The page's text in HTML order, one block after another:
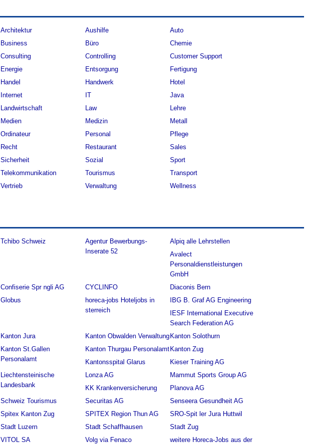
Architektur Aushilfe
Auto
Business Büro
Chemie
Consulting Controlling
Customer Support
Energie Entsorgung
Fertigung
Handel Handwerk
Hotel
Internet IT
Java
Landwirtschaft Law
Lehre
Medien Medizin
Metall
Ordinateur Personal
Pflege
Recht Restaurant
Sales
Sicherheit Sozial
Sport
Telekommunikation Tourismus
Transport
Vertrieb Verwaltung
Wellness
Tchibo Schweiz
Agentur Bewerbungs-
Inserate 52
Alpiq alle Lehrstellen
Avalect
Personaldienstleistungen
GmbH
Confiserie Spr ngli AG CYCLINFO
Diaconis Bern
Globus
horeca-jobs Hoteljobs in
sterreich
IBG B. Graf AG Engineering
IESF International Executive
Search Federation AG
Kanton Jura Kanton Obwalden Verwaltung Kanton Solothurn
Kanton St.Gallen
Personalamt
Kanton Thurgau Personalamt Kanton Zug
Kantonsspital Glarus
Kieser Training AG
Liechtensteinische
Landesbank
Lonza AG
Mammut Sports Group AG
KK Krankenversicherung
Planova AG
Schweiz Tourismus Securitas AG
Senseera Gesundheit AG
Spitex Kanton Zug SPITEX Region Thun AG
SRO-Spit ler Jura Huttwil
Stadt Luzern Stadt Schaffhausen
Stadt Zug
VITOL SA Volg via Fenaco
weitere Horeca-Jobs aus der